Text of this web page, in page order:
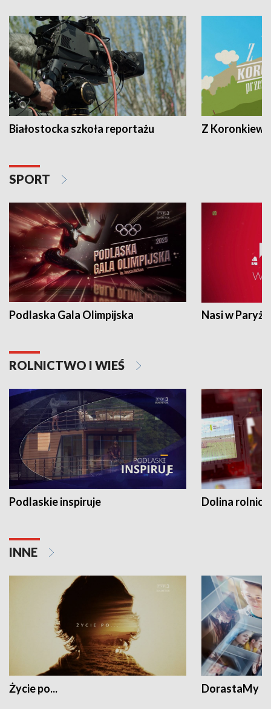
Białostocka szkoła reportażu Z
SPORT
Podlaska Gala Olimpijska Nasi w Paryżu
ROLNICTWO I WIEŚ
Podlaskie inspiruje Dolina
INNE
Życie po... DorastaMy